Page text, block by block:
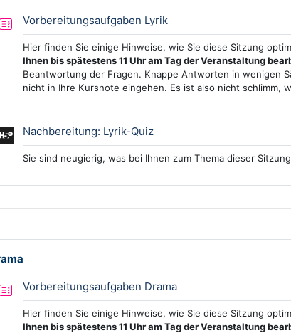
Vorbereitungsaufgaben LyrikTest
Hier finden Sie einige Hinweise, wie Sie diese Sitzung
Ihnen bis spätestens 11 Uhr am Tag der Veranstaltung
Beantwortung der Fragen. Knappe Antworten in wenigen
nicht in Ihre Kursnote eingehen. Es ist also nicht
Nachbereitung: Lyrik-QuizInteraktiver Inhalt
Sie sind neugierig, was bei Ihnen zum Thema dieser
Vorbereitungsaufgaben DramaTest
Hier finden Sie einige Hinweise, wie Sie diese Sitzung
Ihnen bis spätestens 11 Uhr am Tag der Veranstaltung